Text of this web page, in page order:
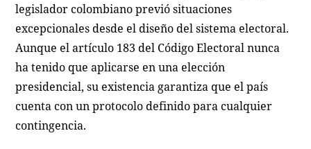
legislador colombiano previó situaciones
excepcionales desde el diseño del sistema electoral.
Aunque el artículo 183 del Código Electoral nunca
ha tenido que aplicarse en una elección
presidencial, su existencia garantiza que el país
cuenta con un protocolo definido para cualquier
contingencia.